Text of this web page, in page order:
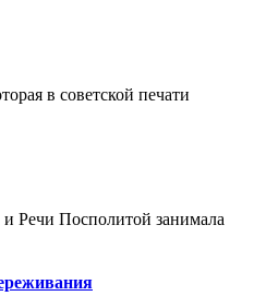
в советской печати
Речи Посполитой занимала